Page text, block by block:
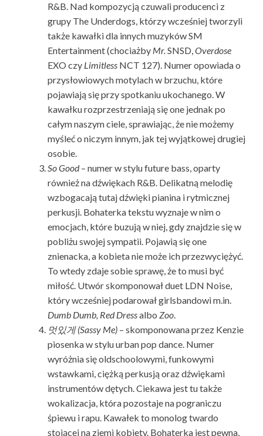
R&B. Nad kompozycją czuwali producenci z
grupy The Underdogs, którzy wcześniej tworzyli
także kawałki dla innych muzyków SM
Entertainment (chociażby Mr.SNSD,Overdose
EXO czy Limitless NCT 127). Numer opowiada o
przysłowiowych motylach w brzuchu, które
pojawiają się przy spotkaniu ukochanego. W
kawałku rozprzestrzeniają się one jednak po
całym naszym ciele, sprawiając, że nie możemy
myśleć o niczym innym, jak tej wyjątkowej drugiej
osobie.
So Good– numer w stylu future bass, oparty
również na dźwiękach R&B. Delikatną melodię
wzbogacają tutaj dźwięki pianina i rytmicznej
perkusji. Bohaterka tekstu wyznaje w nim o
emocjach, które buzują w niej, gdy znajdzie się w
pobliżu swojej sympatii. Pojawią się one
znienacka, a kobieta nie może ich przezwyciężyć.
To wtedy zdaje sobie sprawę, że to musi być
miłość. Utwór skomponował duet LDN Noise,
który wcześniej podarował girlsbandowi m.in.
Dumb Dumb, Red Dressalbo Zoo.
멋있게(Sassy Me) – skomponowana przez Kenzie
piosenka w stylu urban pop dance. Numer
wyróżnia się oldschoolowymi, funkowymi
wstawkami, ciężką perkusją oraz dźwiękami
instrumentów dętych. Ciekawa jest tu także
wokalizacja, która pozostaje na pograniczu
śpiewu i rapu. Kawałek to monolog twardo
stojącej na ziemi kobiety. Bohaterka jest pewna,